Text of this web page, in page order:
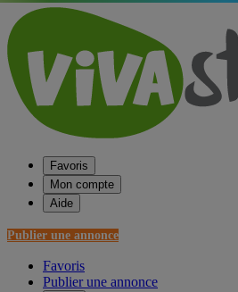
Favoris
Mon compte
Aide
Publier une annonce
Favoris
Publier une annonce